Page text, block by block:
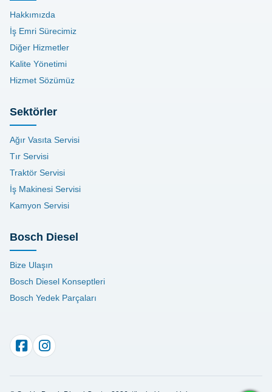
Hakkımızda
İş Emri Sürecimiz
Diğer Hizmetler
Kalite Yönetimi
Hizmet Sözümüz
Sektörler
Ağır Vasıta Servisi
Tır Servisi
Traktör Servisi
İş Makinesi Servisi
Kamyon Servisi
Bosch Diesel
Bize Ulaşın
Bosch Diesel Konseptleri
Bosch Yedek Parçaları